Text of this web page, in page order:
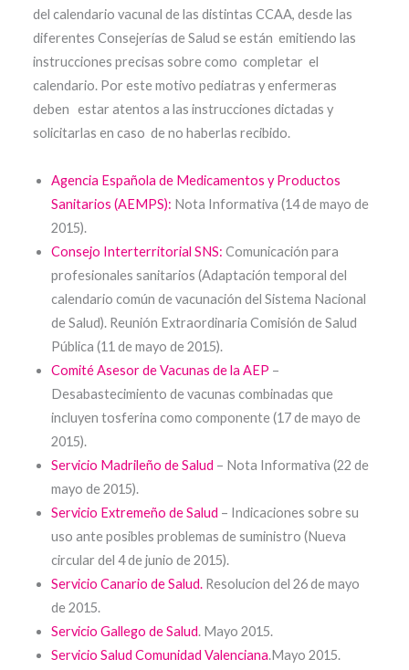
del calendario vacunal de las distintas CCAA, desde las
diferentes Consejerías de Salud se están emitiendo las
instrucciones precisas sobre como completar el
calendario. Por este motivo pediatras y enfermeras
deben estar atentos a las instrucciones dictadas y
solicitarlas en caso de no haberlas recibido.
Agencia Española de Medicamentos y Productos
Sanitarios (AEMPS): Nota Informativa (14 de mayo de
2015).
Consejo Interterritorial SNS: Comunicación para
profesionales sanitarios (Adaptación temporal del
calendario común de vacunación del Sistema Nacional
de Salud). Reunión Extraordinaria Comisión de Salud
Pública (11 de mayo de 2015).
Comité Asesor de Vacunas de la AEP –
Desabastecimiento de vacunas combinadas que
incluyen tosferina como componente (17 de mayo de
2015).
Servicio Madrileño de Salud – Nota Informativa (22 de
mayo de 2015).
Servicio Extremeño de Salud – Indicaciones sobre su
uso ante posibles problemas de suministro (Nueva
circular del 4 de junio de 2015).
Servicio Canario de Salud.Resolucion del 26 de mayo
de 2015.
Servicio Gallego de Salud. Mayo 2015.
Servicio Salud Comunidad Valenciana.Mayo 2015.